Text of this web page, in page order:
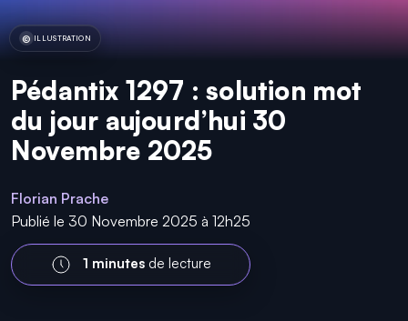
ILLUSTRATION
Pédantix 1297 : solution mot
du jour aujourd’hui 30
Novembre 2025
Florian Prache
Publié le 30 Novembre 2025 à 12h25
1 minutes de lecture